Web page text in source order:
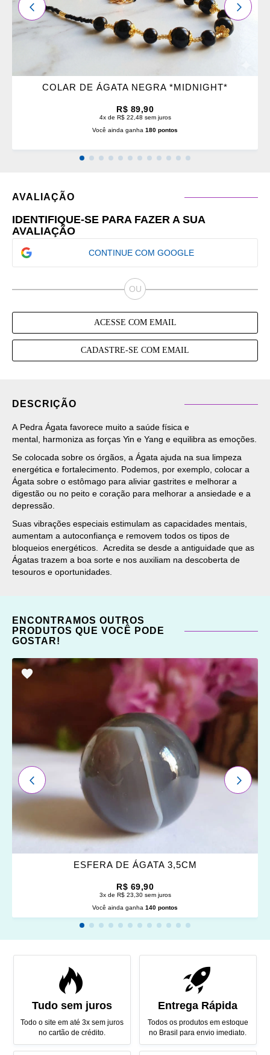
COLAR DE ÁGATA NEGRA *MIDNIGHT*
R$ 89,90
4x de R$ 22,48 sem juros
Você ainda ganha 180 pontos
ANTERIOR
AVALIAÇÃO
IDENTIFIQUE-SE PARA FAZER A SUA
AVALIAÇÃO
CONTINUE COM GOOGLE
ACESSE COM EMAIL
CADASTRE-SE COM EMAIL
DESCRIÇÃO
A Pedra Ágata favorece muito a saúde física e
mental, harmoniza as forças Yin e Yang e equilibra as emoções.
Se colocada sobre os órgãos, a Ágata ajuda na sua limpeza
energética e fortalecimento. Podemos, por exemplo, colocar a
Ágata sobre o estômago para aliviar gastrites e melhorar a
digestão ou no peito e coração para melhorar a ansiedade e a
depressão.
Suas vibrações especiais estimulam as capacidades mentais,
aumentam a autoconfiança e removem todos os tipos de
bloqueios energéticos. Acredita se desde a antiguidade que as
Ágatas trazem a boa sorte e nos auxiliam na descoberta de
tesouros e oportunidades.
ENCONTRAMOS OUTROS
PRODUTOS QUE VOCÊ PODE
GOSTAR!
ESFERA DE ÁGATA 3,5CM
R$ 69,90
3x de R$ 23,30 sem juros
Você ainda ganha 140 pontos
ANTERIOR
Tudo sem juros
Todo o site em até 3x sem juros
no cartão de crédito.
Entrega Rápida
Todos os produtos em estoque
no Brasil para envio imediato.